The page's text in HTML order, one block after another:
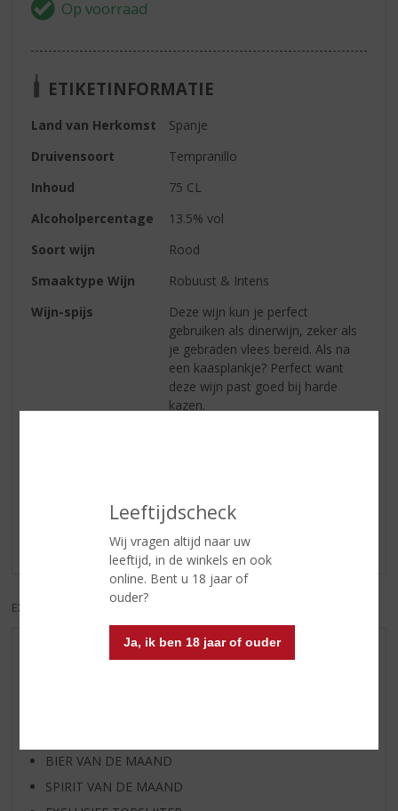
Leeftijdscheck
Wij vragen altijd naar uw
leeftijd, in de winkels en ook
online. Bent u 18 jaar of
ouder?
Ja, ik ben 18 jaar of ouder
ETIKETINFORMATIE
Land van Herkomst
Spanje
Druivensoort
Tempranillo
Inhoud
75 CL
Alcoholpercentage
13.5% vol
Soort wijn
Rood
Smaaktype Wijn
Robuust & Intens
Wijn-spijs
Deze wijn kun je perfect
gebruiken als dinerwijn, zeker als
je gebraden vlees bereid. Als na
een kaasplankje? Perfect want
deze wijn past goed bij harde
kazen.
Schrijf een review
Er zijn nog geen reviews geplaatst voor dit product
EXCL. BTW
AANBIEDINGEN
BIER VAN DE MAAND
SPIRIT VAN DE MAAND